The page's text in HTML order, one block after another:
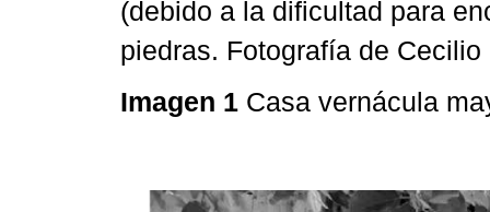
(debido a la dificultad para
piedras. Fotografía de
Imagen 1 Casa vernácula